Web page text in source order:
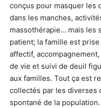
conçus pour masquer les
dans les manches,
massothérapie… mais les
patient; la famille est
affectif,
de vie et suivi de deuil
aux familles. Tout ça est
collectés par les diverses
spontané de la population.